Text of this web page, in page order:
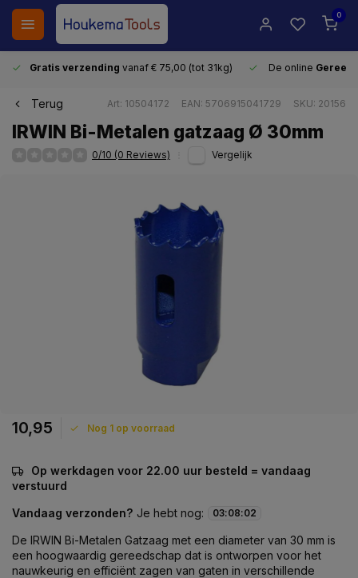
0
Gratis verzending vanaf € 75,00 (tot 31kg) De online
Terug Art: 10504172 EAN: 5706915041729 SKU: 20156
IRWIN Bi-Metalen gatzaag Ø 30mm
0/10 (0 Reviews) Vergelijk
10,95 Nog 1 op voorraad
Op werkdagen voor 22.00 uur besteld = vandaag
verstuurd
Vandaag verzonden? Je hebt nog: 03:08:02
De IRWIN Bi-Metalen Gatzaag met een diameter van 30 mm is
een hoogwaardig gereedschap dat is ontworpen voor het
nauwkeurig en efficiënt zagen van gaten in verschillende